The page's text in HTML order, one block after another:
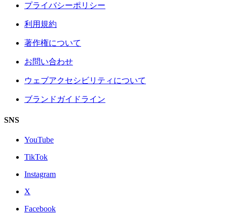
プライバシーポリシー
利用規約
著作権について
お問い合わせ
ウェブアクセシビリティについて
ブランドガイドライン
SNS
YouTube
TikTok
Instagram
X
Facebook